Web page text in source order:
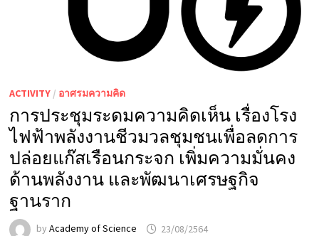
ACTIVITY/ อาศรมความคิด
การประชุมระดมความคิดเห็น เรื่องโรง
ไฟฟ้าพลังงานชีวมวลชุมชนเพื่อลดการ
ปล่อยแก๊สเรือนกระจก เพิ่มความมั่นคง
ด้านพลังงาน และพัฒนาเศรษฐกิจ
ฐานราก
by Academy of Science 23/08/2564